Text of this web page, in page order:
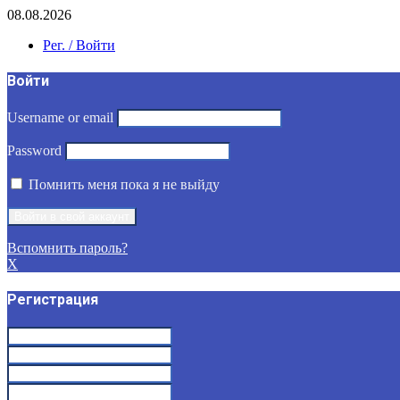
08.08.2026
Рег. / Войти
Войти
Username or email
Password
Помнить меня пока я не выйду
Вспомнить пароль?
X
Регистрация